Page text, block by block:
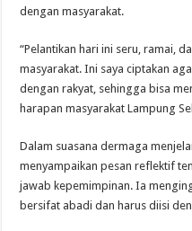
dengan masyarakat.
“Pelantikan hari ini seru, ramai,
masyarakat. Ini saya ciptakan
dengan rakyat, sehingga bisa
harapan masyarakat Lampung
Dalam suasana dermaga
menyampaikan pesan reflektif
jawab kepemimpinan. Ia
bersifat abadi dan harus diisi